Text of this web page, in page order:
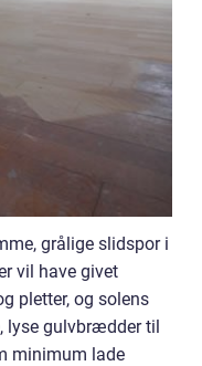
grålige slidspor i
vil have givet
pletter, og solens
lyse gulvbrædder til
minimum lade